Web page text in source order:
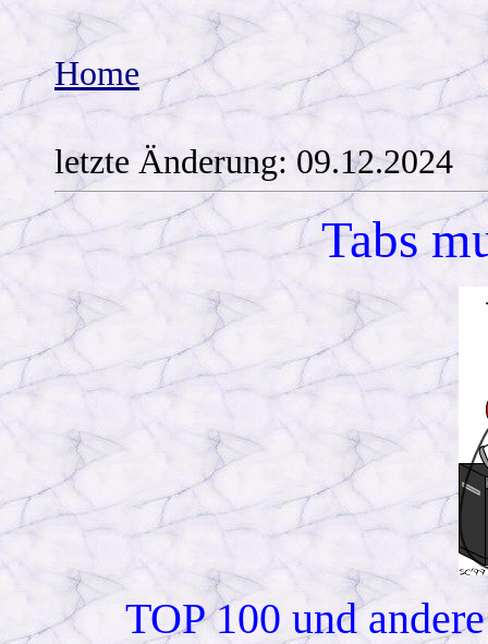
Home
letzte Änderung:09.12.2024
Tabs
TOP 100 und